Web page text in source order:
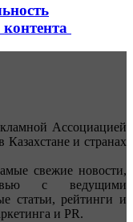
Ассоциацией
и странах
свежие новости,
с ведущими
статьи, рейтинги и
и PR.